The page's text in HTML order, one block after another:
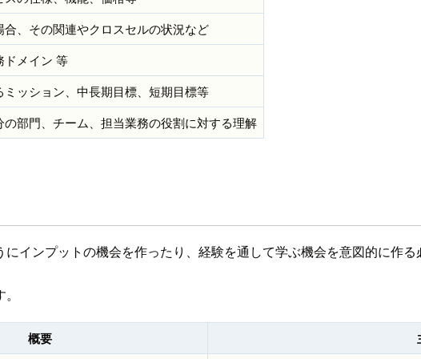
、その関連やクロスセルの状況など
ドメイン 等
ッション、中長期目標、短期目標等
部門、チーム、担当業務の役割に対する理解
インプットの機会を作ったり、経験を通して学ぶ機会を意図的に作る
概要